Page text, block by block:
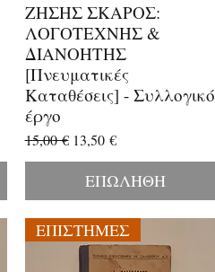
Γρήγορη προβολή
ΖΗΣΗΣ ΣΚΑΡΟΣ:
ΛΟΓΟΤΕΧΝΗΣ &
ΔΙΑΝΟΗΤΗΣ
[Πνευματικές
Καταθέσεις] - Συλλογικό
έργο
Κανονική τιμή
15,00 € Τιμή Έκπτωσης
13,50 €
ΕΠΩΛΗΘΗ
ΕΠΙΣΤΗΜΕΣ